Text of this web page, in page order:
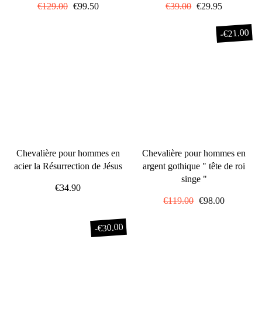
Prix
€129.00 Prix
€99.50
Prix
€39.00 Prix
€29.95
Chevalière pour hommes en
acier la Résurrection de Jésus
€34.90
-€21.00
Chevalière pour hommes en
argent gothique " tête de roi
singe "
Prix
€119.00 Prix
€98.00
-€30.00